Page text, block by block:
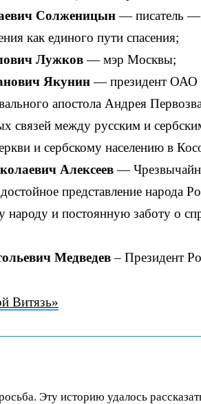
Солженицын— писатель —
как единого пути спасения;
Лужков— мэр Москвы;
Якунин— президент ОАО
апостола Андрея
связей между русским и
и сербскому населению в
Алексеев—
представление народа
народу и постоянную заботу о
Медведев– Президент
Витязь»
Эту историю удалось